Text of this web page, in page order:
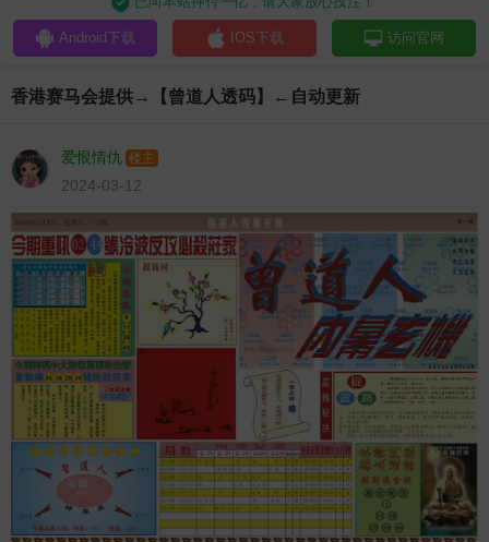
Android下载 IOS下载 访问官网
香港赛马会提供→【曾道人透码】←自动更新
爱恨情仇 楼主
2024-03-12